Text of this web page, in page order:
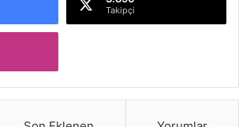
Takipçi